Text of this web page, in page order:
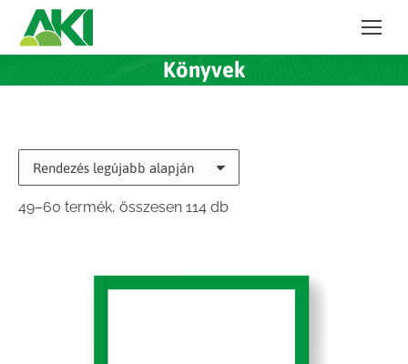
Könyvek
49–60 termék, összesen 114 dbSorted